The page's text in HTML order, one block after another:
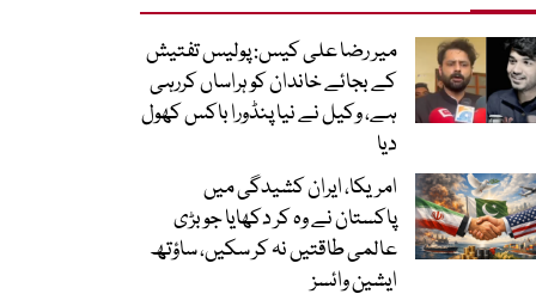
میر رضا علی کیس: پولیس تفتیش
کے بجائے خاندان کو ہراساں کررہی
ہے، وکیل نے نیا پنڈورا باکس کھول
دیا
امریکا، ایران کشیدگی میں
پاکستان نے وہ کر دکھایا جو بڑی
عالمی طاقتیں نہ کر سکیں، ساؤتھ
ایشین وائسز